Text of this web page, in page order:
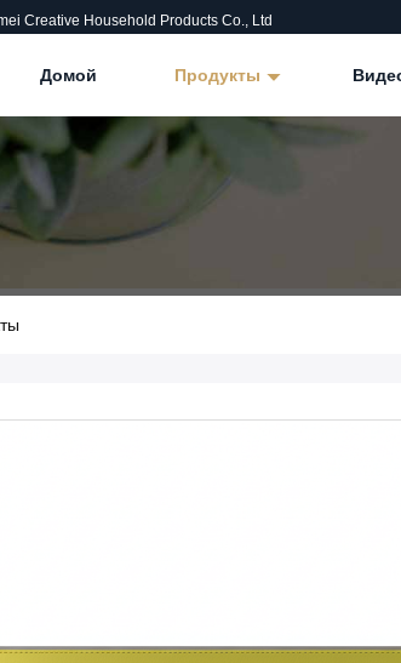
Creative Household Products Co., Ltd
Домой Продукты